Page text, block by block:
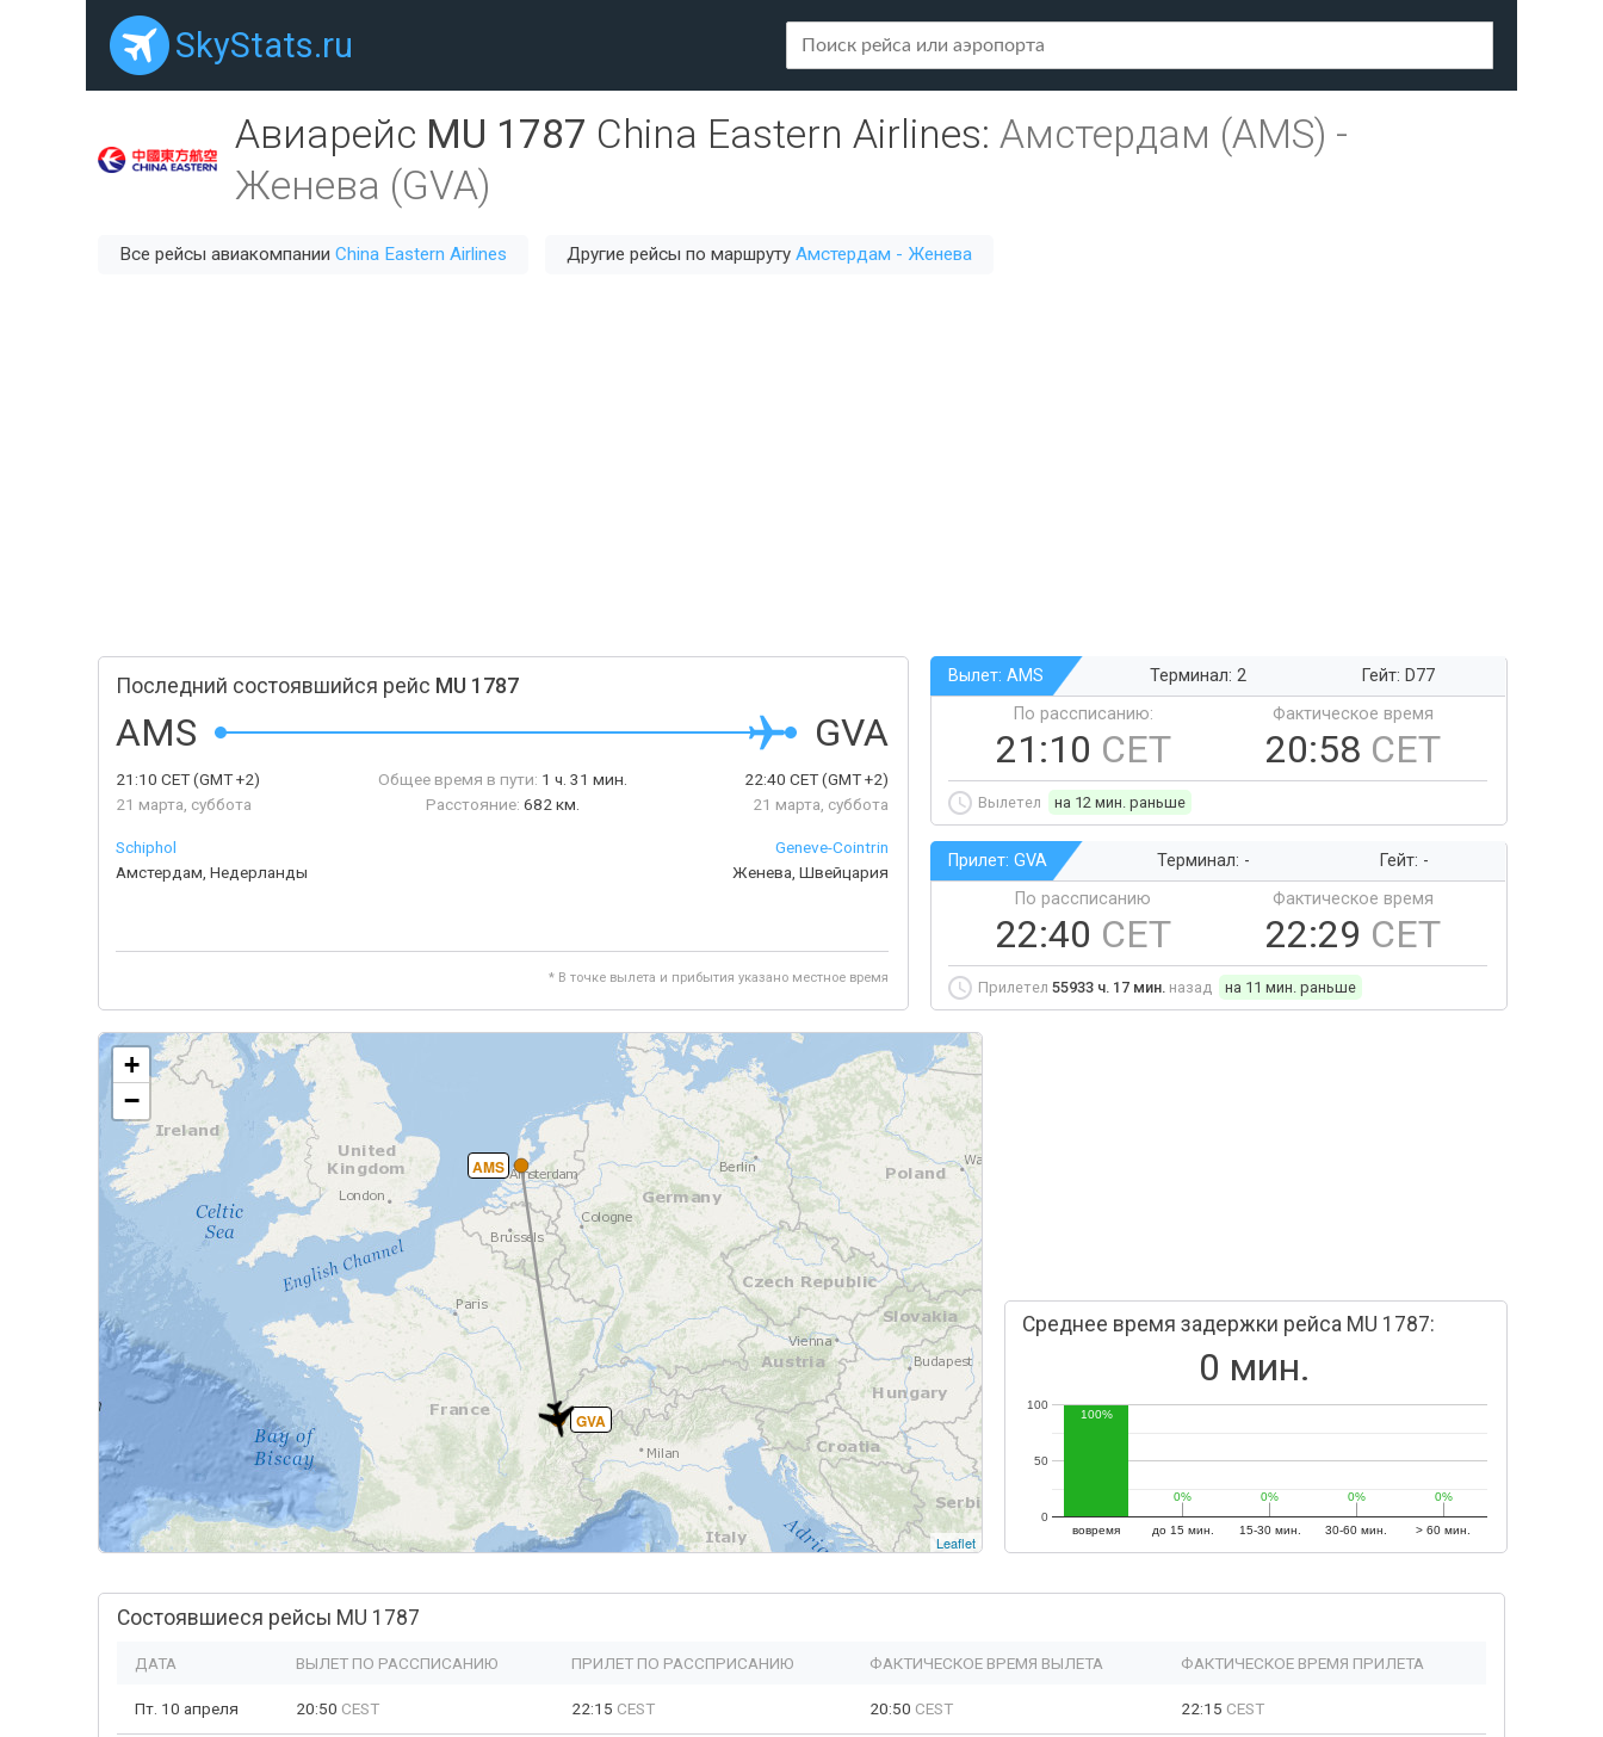
SkyStats.ru
Авиарейс MU 1787 China Eastern Airlines: Амстердам (AMS) -
Женева (GVA)
Все рейсы авиакомпании China Eastern Airlines Другие рейсы по маршруту Амстердам - Женева
Последний состоявшийся рейс MU 1787
AMS GVA
21:10 CET(GMT +2)
21 марта, суббота
Общее время в пути: 1 ч. 31 мин.
Расстояние: 682 км.
22:40CET(GMT +2)
21 марта, суббота
Schiphol
Амстердам, Недерланды
Geneve-Сointrin
Женева, Швейцария
* В точке вылета и прибытия указано местное время
Вылет: AMS Терминал: 2
Гейт: D77
По рассписанию:
21:10 CET
Фактическое время
20:58 CET
Вылетел на 12 мин. раньше
Прилет: GVA Терминал: -
Гейт: -
По рассписанию
22:40 CET
Фактическое время
22:29 CET
Прилетел 55933 ч. 17 мин. назад на 11 мин. раньше
AMS
GVA
+
−
Leaflet
Среднее время задержки рейса MU 1787:
0 мин.
вовремя до 15 мин. 15-30 мин. 30-60 мин. > 60 мин.
0
50
100
100%
0%
0% 0%
0% 0%
0% 0%
0%
Состоявшиеся рейсы MU 1787
ДАТА ВЫЛЕТ ПО РАССПИСАНИЮ ПРИЛЕТ ПО РАССПРИСАНИЮ ФАКТИЧЕСКОЕ ВРЕМЯ ВЫЛЕТА ФАКТИЧЕСКОЕ ВРЕМЯ ПРИЛЕТА
Пт. 10 апреля 20:50 CEST 22:15 CEST 20:50 CEST 22:15 CEST